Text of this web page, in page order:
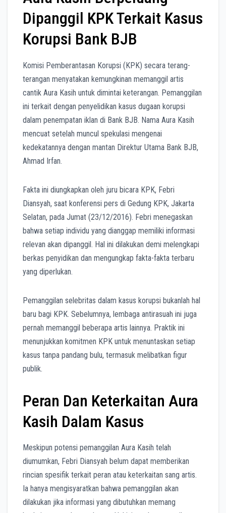
Dipanggil KPK Terkait Kasus
Korupsi Bank BJB
​Komisi Pemberantasan Korupsi (KPK) secara terang-
terangan menyatakan kemungkinan memanggil artis
cantik Aura Kasih untuk dimintai keterangan.​ Pemanggilan
ini terkait dengan penyelidikan kasus dugaan korupsi
dalam penempatan iklan di Bank BJB. Nama Aura Kasih
mencuat setelah muncul spekulasi mengenai
kedekatannya dengan mantan Direktur Utama Bank BJB,
Ahmad Irfan.
Fakta ini diungkapkan oleh juru bicara KPK, Febri
Diansyah, saat konferensi pers di Gedung KPK, Jakarta
Selatan, pada Jumat (23/12/2016). Febri menegaskan
bahwa setiap individu yang dianggap memiliki informasi
relevan akan dipanggil. Hal ini dilakukan demi melengkapi
berkas penyidikan dan mengungkap fakta-fakta terbaru
yang diperlukan.
Pemanggilan selebritas dalam kasus korupsi bukanlah hal
baru bagi KPK. Sebelumnya, lembaga antirasuah ini juga
pernah memanggil beberapa artis lainnya. Praktik ini
menunjukkan komitmen KPK untuk menuntaskan setiap
kasus tanpa pandang bulu, termasuk melibatkan figur
publik.
Peran Dan Keterkaitan Aura
Kasih Dalam Kasus
Meskipun potensi pemanggilan Aura Kasih telah
diumumkan, Febri Diansyah belum dapat memberikan
rincian spesifik terkait peran atau keterkaitan sang artis.
Ia hanya mengisyaratkan bahwa pemanggilan akan
dilakukan jika informasi yang dibutuhkan memang